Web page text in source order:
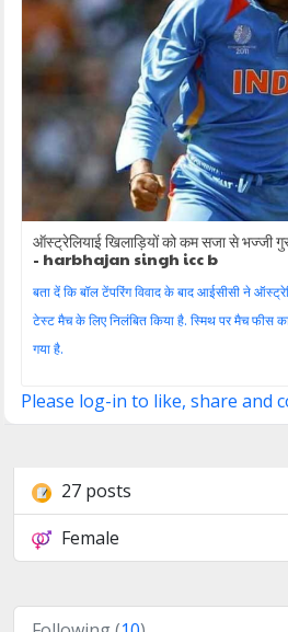
ऑस्ट्रेलियाई खिलाड़ियों को कम सजा से भज्जी
- harbhajan singh icc b
बता दें कि बॉल टेंपरिंग विवाद के बाद आईसीसी ने
टेस्ट मैच के लिए निलंबित किया है. स्मिथ पर मैच फीस
गया है.
Please log-in to like, share and
27 posts
Female